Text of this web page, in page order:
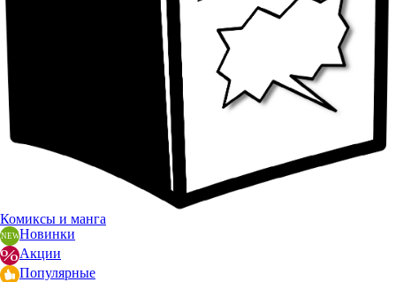
Комиксы и манга
Новинки
Акции
Популярные